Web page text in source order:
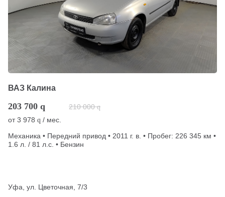
ВАЗ Калина
203 700 q 210 000 q
от3 978 q / мес.
Механика • Передний привод • 2011 г. в. • Пробег: 226 345 км •
1.6 л. / 81 л.с. • Бензин
Уфа, ул. Цветочная, 7/3